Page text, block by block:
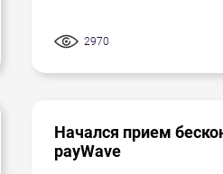
2970
Начался прием
payWave